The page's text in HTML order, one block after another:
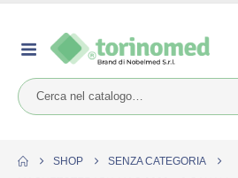
SHOP
SENZA CATEGORIA